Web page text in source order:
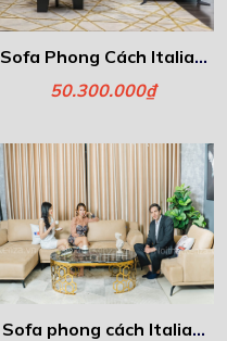
Sofa Phong Cách Italia -
Libero
50.300.000₫
Sofa phong cách Italia -